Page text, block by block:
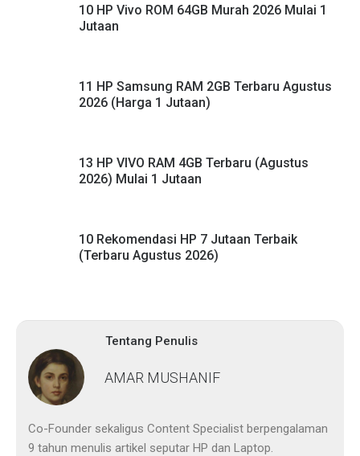
Tentang Penulis
10 HP Vivo ROM 64GB Murah 2026 Mulai 1
Jutaan
11 HP Samsung RAM 2GB Terbaru Agustus
2026 (Harga 1 Jutaan)
13 HP VIVO RAM 4GB Terbaru (Agustus
2026) Mulai 1 Jutaan
10 Rekomendasi HP 7 Jutaan Terbaik
(Terbaru Agustus 2026)
AMAR MUSHANIF
Co-Founder sekaligus Content Specialist berpengalaman
9 tahun menulis artikel seputar HP dan Laptop.